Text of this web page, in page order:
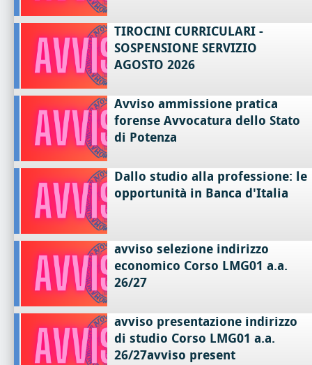
TIROCINI CURRICULARI -
SOSPENSIONE SERVIZIO
AGOSTO 2026
Avviso ammissione pratica
forense Avvocatura dello Stato
di Potenza
Dallo studio alla professione: le
opportunità in Banca d'Italia
avviso selezione indirizzo
economico Corso LMG01 a.a.
26/27
avviso presentazione indirizzo
di studio Corso LMG01 a.a.
26/27avviso present